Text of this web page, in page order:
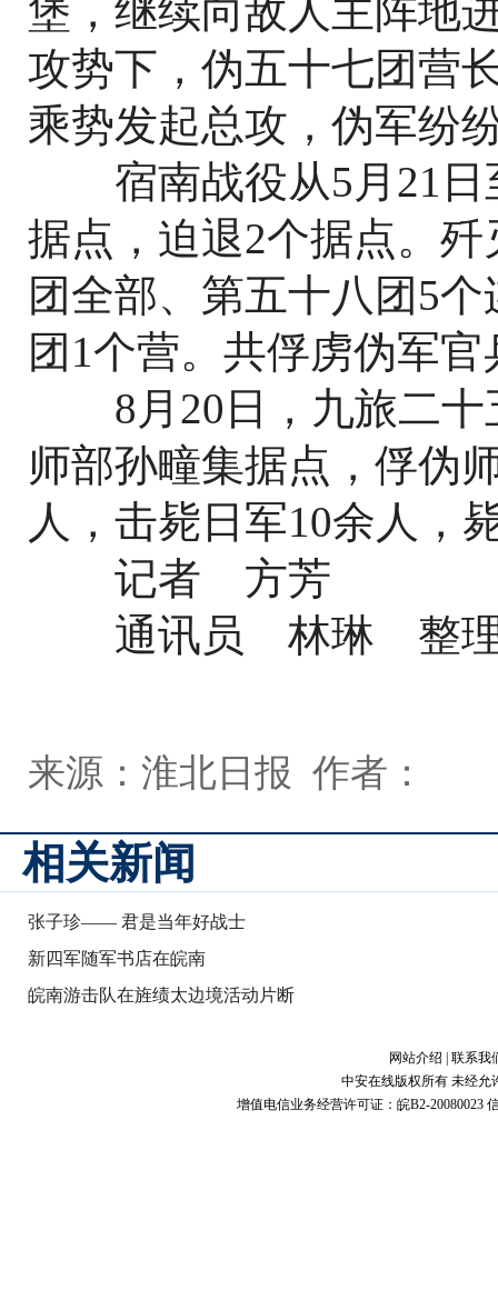
堡，继续向敌人主阵地
攻势下，伪五十七团营
乘势发起总攻，伪军纷
宿南战役从5月21日
据点，迫退2个据点。
团全部、第五十八团5
团1个营。共俘虏伪军
8月20日，九旅二十
师部孙疃集据点，俘伪
人，击毙日军10余人，
记者 方芳
通讯员 林琳 整
来源：淮北日报 作者：
相关新闻
张子珍—— 君是当年好战士
新四军随军书店在皖南
皖南游击队在旌绩太边境活动片断
网站介绍
联系我
中安在线版权所有 未经
增值电信业务经营许可证：皖B2-20080023